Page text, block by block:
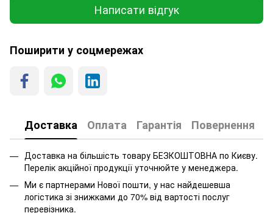
Написати відгук
Поширити у соцмережах
Доставка Оплата Гарантія Повернення
Доставка на більшість товару БЕЗКОШТОВНА по Києву.
Перелік акційної продукції уточнюйте у менеджера.
Ми є партнерами Нової пошти, у нас найдешевша
логістика зі знижками до 70% від вартості послуг
перевізника.